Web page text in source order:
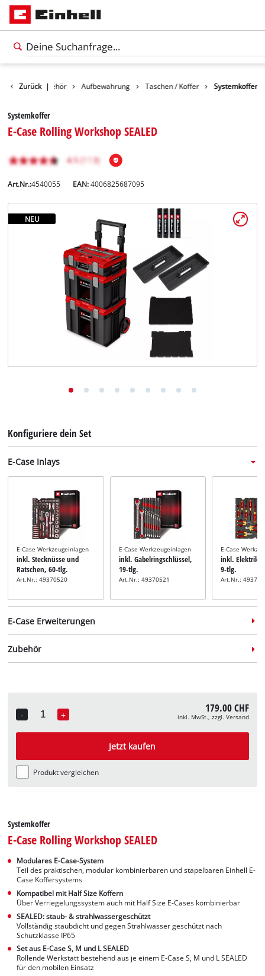
Zurück |
Zubehör Aufbewahrung Taschen / Koffer Systemkoffer
Systemkoffer
E-Case Rolling Workshop SEALED
Art.Nr.:4540055 EAN:4006825687095
NEU
Konfiguriere dein Set
E-Case Inlays
E-Case Werkzeugeinlagen
inkl. Stecknüsse und
Ratschen, 60-tlg.
Art.Nr.: 49370520
E-Case Werkzeugeinlagen
inkl. Gabelringschlüssel,
19-tlg.
Art.Nr.: 49370521
E-Case
inkl.
9-tlg.
Art.Nr.:
E-Case Erweiterungen
inkl. Half Size
Sortierboxen
Art.Nr.: 4540048
inkl. E-Case
Werkzeugkiste
Art.Nr.:
Zubehör
Art.Nr.: 4540062
Akkuhalterung
Art.Nr.: 4540065 Art.Nr.:
-
Quantity
+ 179.00 CHF
inkl. MwSt., zzgl. Versand
Jetzt kaufen
Produkt vergleichen
Systemkoffer
E-Case Rolling Workshop SEALED
Modulares E-Case-System
Teil des praktischen, modular kombinierbaren und stapelbaren Einhell E-
Case Koffersystems
Kompatibel mit Half Size Koffern
Über Verriegelungssystem auch mit Half Size E-Cases kombinierbar
SEALED: staub- & strahlwassergeschützt
Vollständig staubdicht und gegen Strahlwasser geschützt nach
Schutzklasse IP65
Set aus E-Case S, M und L SEALED
Rollende Werkstatt bestehend aus je einem E-Case S, M und L SEALED
für den mobilen Einsatz